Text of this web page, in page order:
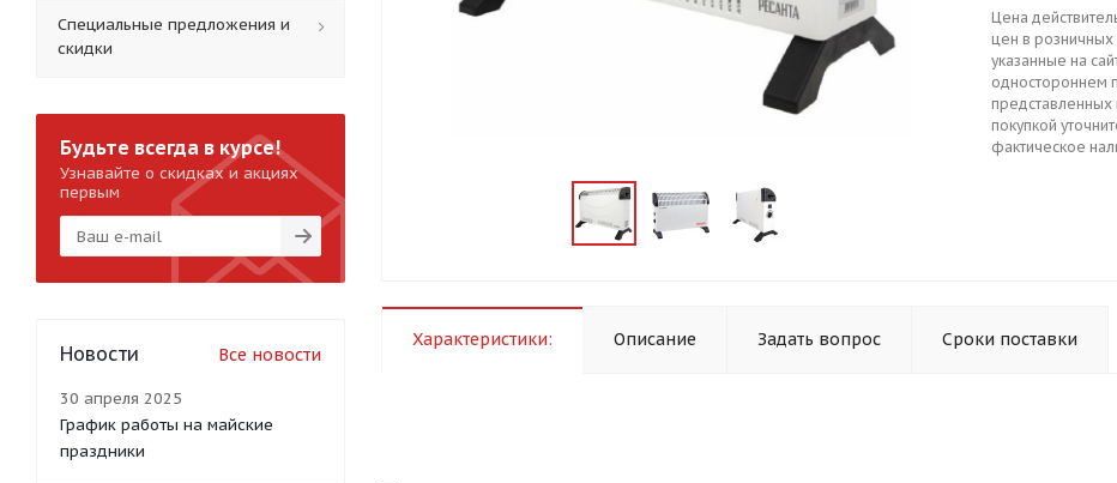
Цена
цен в розничных
указанные на
одностороннем
представленных
покупкой
фактическое
Характеристики: Описание Задать вопрос Сроки поставки
Специальные предложения и
скидки
Будьте всегда в курсе!
Узнавайте о скидках и акциях
первым
Новости Все новости
30 апреля 2025
График работы на майские
праздники